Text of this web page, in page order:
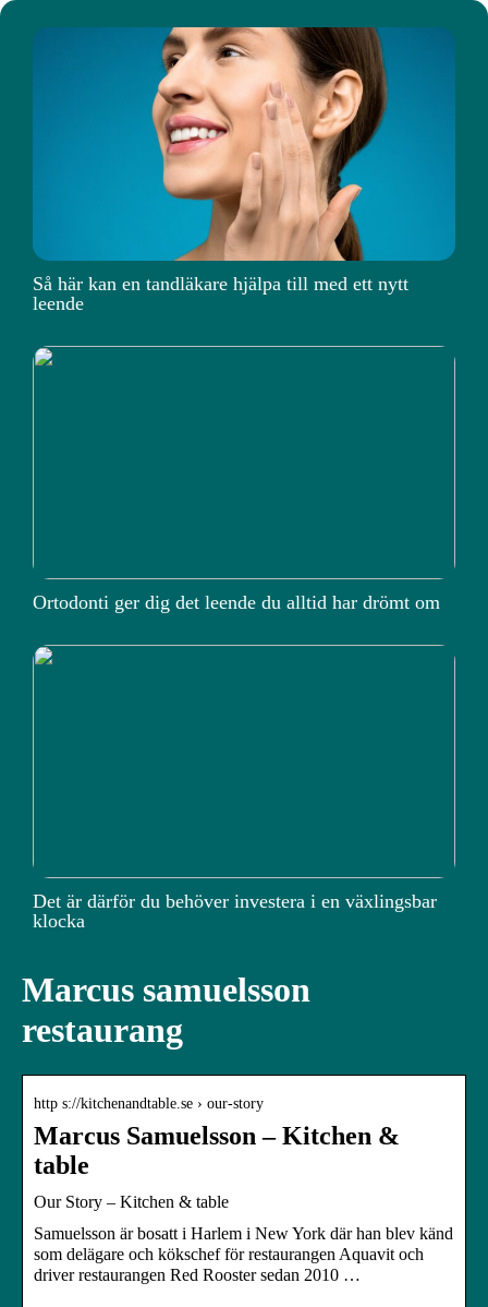
Så här kan en tandläkare hjälpa till med ett nytt
leende
Ortodonti ger dig det leende du alltid har drömt om
Det är därför du behöver investera i en växlingsbar
klocka
Marcus samuelsson
restaurang
http s://kitchenandtable.se › our-story
Marcus Samuelsson – Kitchen &
table
Our Story – Kitchen & table
Samuelsson är bosatt i Harlem i New York där han blev känd
som delägare och kökschef för restaurangen Aquavit och
driver restaurangen Red Rooster sedan 2010 …